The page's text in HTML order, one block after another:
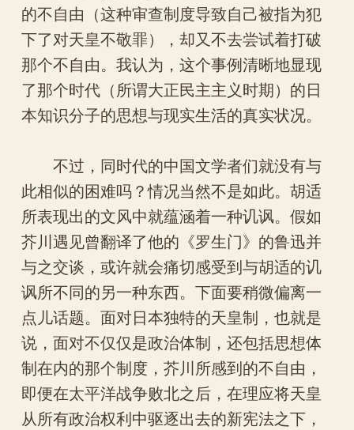
的不自由（这种审查制度导致自己被指为犯
下了对天皇不敬罪），却又不去尝试着打破
那个不自由。我认为，这个事例清晰地显现
了那个时代（所谓大正民主主义时期）的日
本知识分子的思想与现实生活的真实状况。
不过，同时代的中国文学者们就没有与
此相似的困难吗？情况当然不是如此。胡适
所表现出的文风中就蕴涵着一种讥讽。假如
芥川遇见曾翻译了他的《罗生门》的鲁迅并
与之交谈，或许就会痛切感受到与胡适的讥
讽所不同的另一种东西。下面要稍微偏离一
点儿话题。面对日本独特的天皇制，也就是
说，面对不仅仅是政治体制，还包括思想体
制在内的那个制度，芥川所感到的不自由，
即便在太平洋战争败北之后，在理应将天皇
从所有政治权利中驱逐出去的新宪法之下，